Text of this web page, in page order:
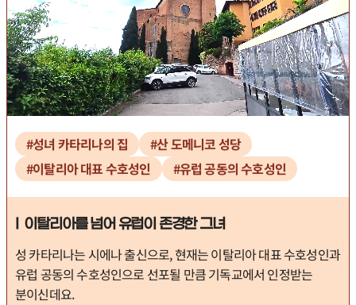
#성녀 카타리나의 집
#산 도메니코 성당
#이탈리아 대표 수호성인
#유럽 공동의 수호성인
I 이탈리아를 넘어 유럽이 존경한 그녀
성 카타리나는 시에나 출신으로, 현재는 이탈리아 대표 수호성인과
유럽 공동의 수호성인으로 선포될 만큼 기독교에서 인정받는
분이신데요.